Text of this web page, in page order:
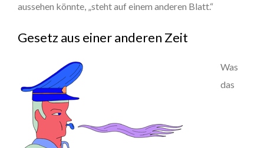
aussehen könnte, „steht auf einem anderen Blatt.“
Gesetz aus einer anderen Zeit
Was
das